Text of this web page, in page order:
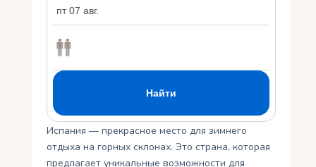
Испания — прекрасное место для зимнего
отдыха на горных склонах. Это страна, которая
предлагает уникальные возможности для